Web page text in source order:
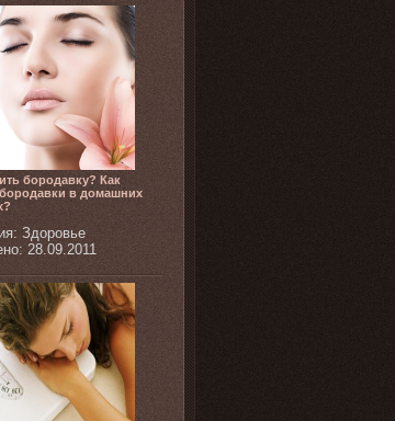
бородавку? Как
в домашних
Здоровье
28.09.2011